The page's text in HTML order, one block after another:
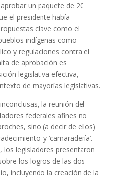
un paquete de 20
el presidente había
clave como el
indígenas como
y regulaciones contra el
de aprobación es
legislativa efectiva,
de mayorías legislativas.
la reunión del
federales afines no
sino (a decir de ellos)
y ‘camaradería’.
los legisladores presentaron
los logros de las dos
incluyendo la creación de la